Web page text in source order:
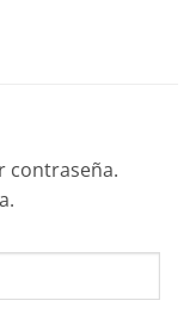
contraseña.